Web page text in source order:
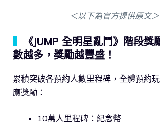
＜以下為官方提供原文＞
《JUMP 全明星亂鬥》階段
數越多，獎勵越豐盛！
累積突破各預約人數里程碑，全體預約
應獎勵：
10萬人里程碑：紀念幣